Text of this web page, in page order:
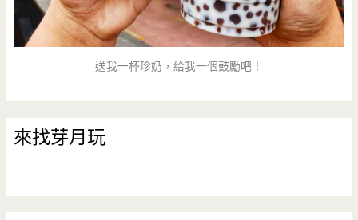
送我一杯珍奶，給我一個鼓勵吧！
來找芽月玩